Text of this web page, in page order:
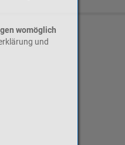
womöglich
und